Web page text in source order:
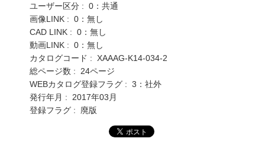
ユーザー区分 : 0：共通
画像LINK : 0：無し
CAD LINK : 0：無し
動画LINK : 0：無し
カタログコード : XAAAG-K14-034-2
総ページ数 : 24ページ
WEBカタログ登録フラグ : 3：社外
発行年月 : 2017年03月
登録フラグ : 廃版